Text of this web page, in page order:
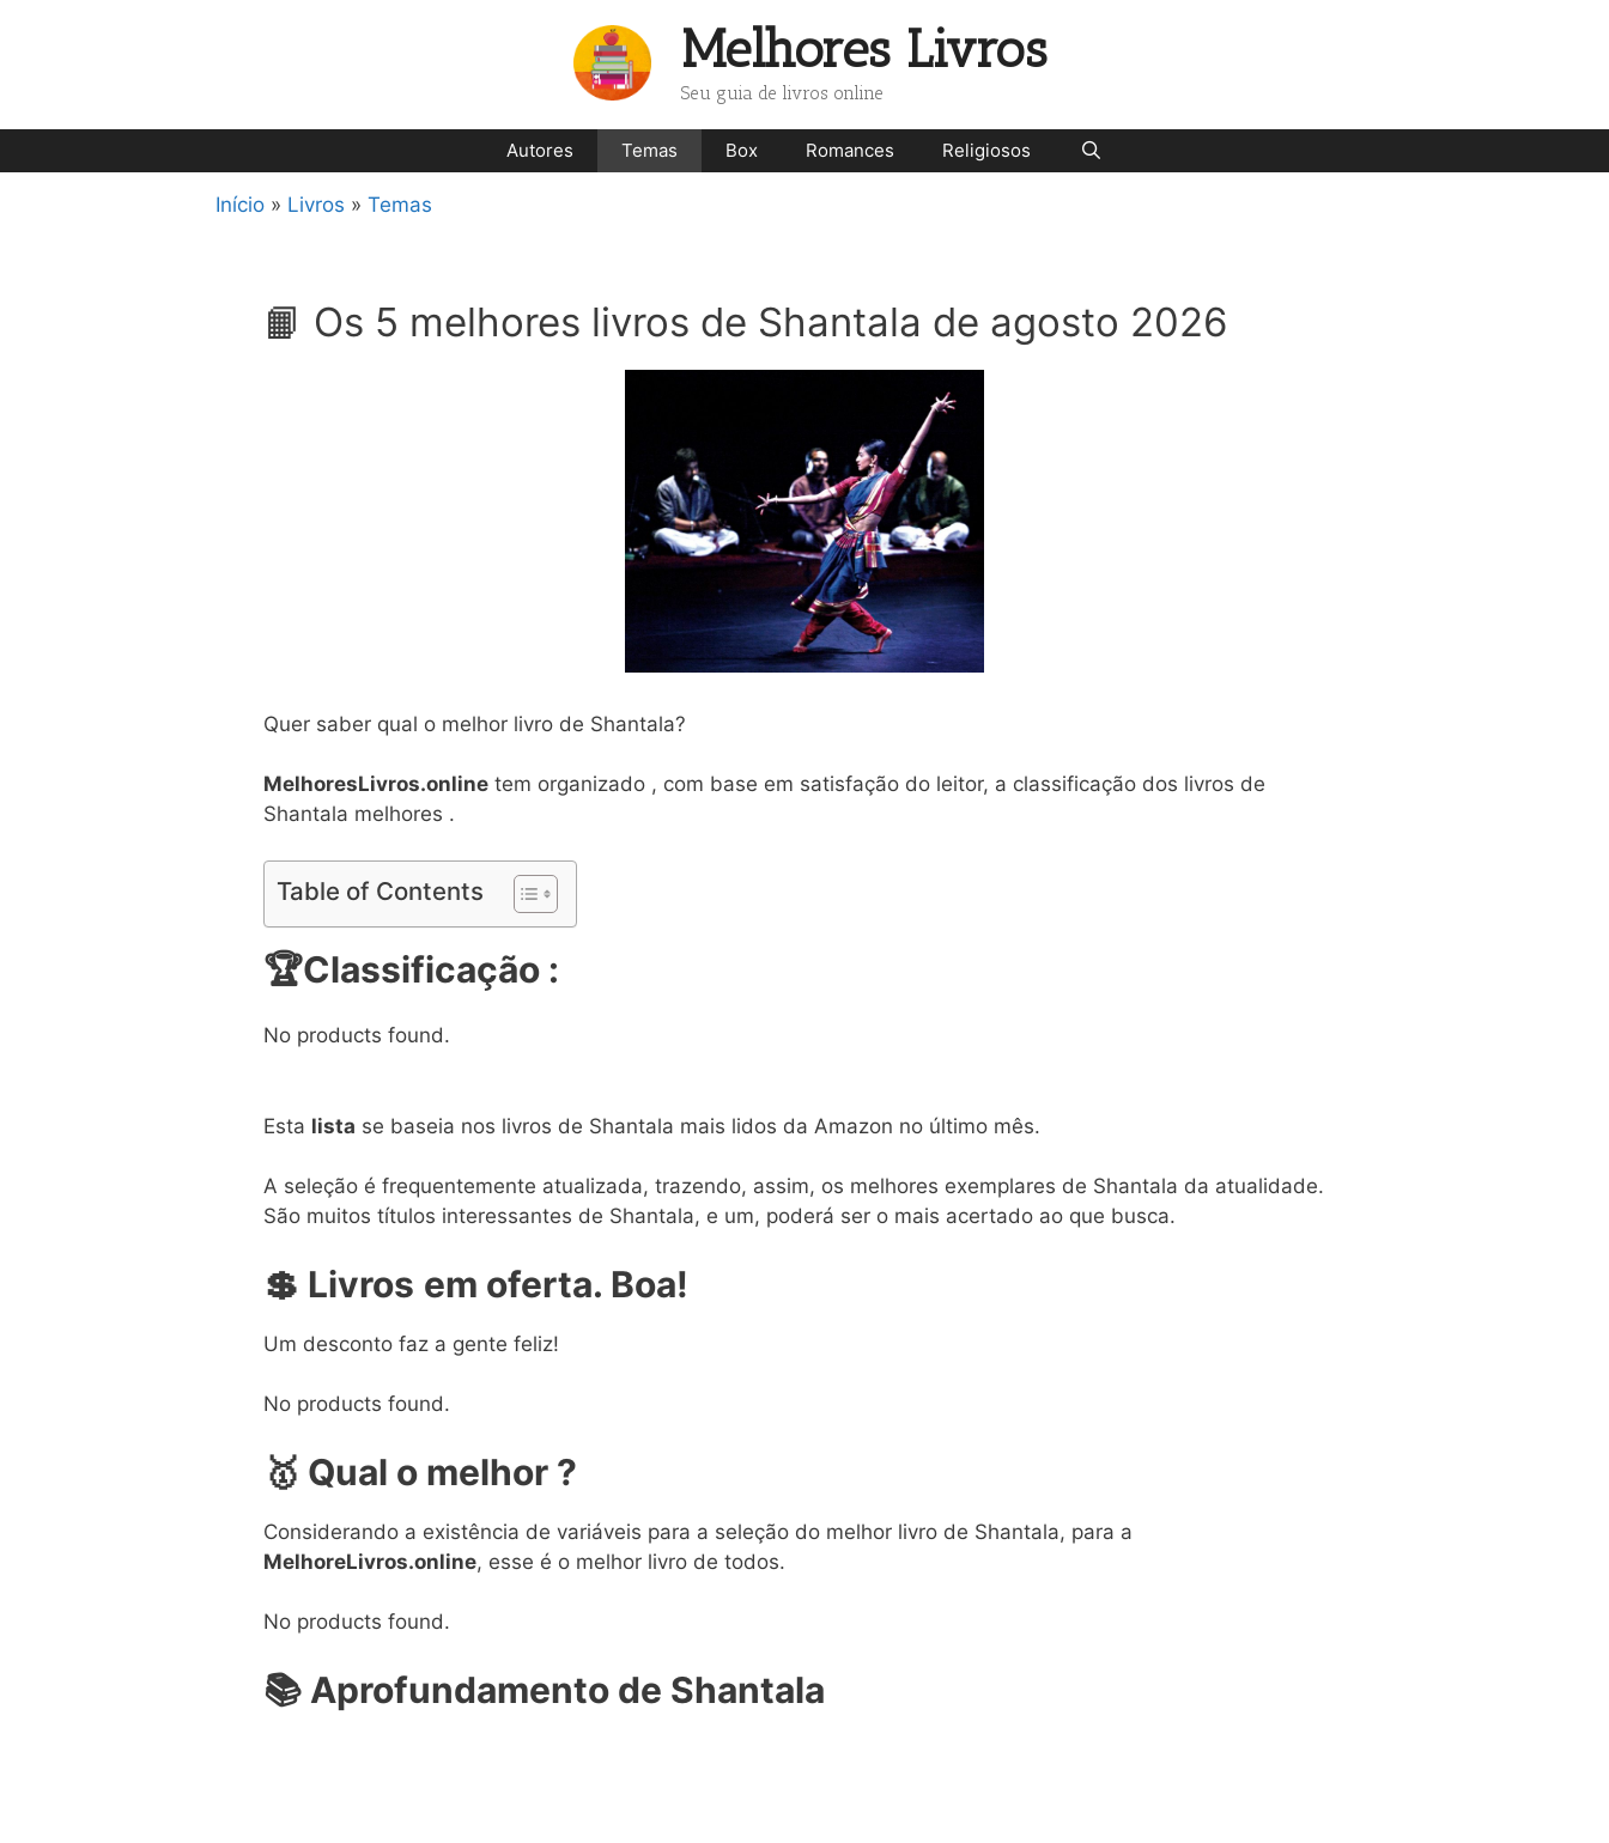
Melhores Livros
Seu guia de livros online
Autores Temas Box Romances Religiosos
Início» Livros » Temas
📙 Os 5 melhores livros de Shantala de agosto 2026
Quer saber qual o melhor livro de Shantala?
MelhoresLivros.onlinetem organizado , com base em satisfação do leitor, a classificação dos livros de
Shantala melhores .
Table of Contents
🏆Classificação :
No products found.
Esta lista se baseia nos livros de Shantala mais lidos da Amazon no último mês.
A seleção é frequentemente atualizada, trazendo, assim, os melhores exemplares de Shantala da atualidade.
São muitos títulos interessantes de Shantala, e um, poderá ser o mais acertado ao que busca.
💲 Livros em oferta. Boa!
Um desconto faz a gente feliz!
No products found.
🥇 Qual o melhor ?
Considerando a existência de variáveis para a seleção do melhor livro de Shantala, para a
MelhoreLivros.online, esse é o melhor livro de todos.
No products found.
📚Aprofundamento de Shantala